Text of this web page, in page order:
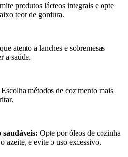
produtos lácteos integrais e opte
teor de gordura.
atento a lanches e sobremesas
a saúde.
Escolha métodos de cozimento mais
saudáveis: Opte por óleos de cozinha
azeite, e evite o uso excessivo.